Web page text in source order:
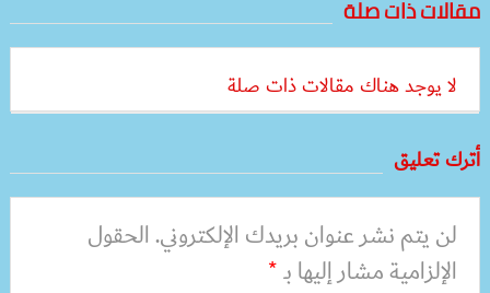
مقالات ذات صلة
لا يوجد هناك مقالات ذات صلة
أترك تعليق
لن يتم نشر عنوان بريدك الإلكتروني.الحقول
الإلزامية مشار إليها بـ*